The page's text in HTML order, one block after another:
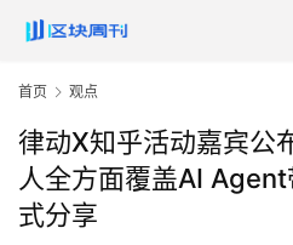
首页 观点
律动X知乎活动嘉宾公
人全方面覆盖AI
式分享